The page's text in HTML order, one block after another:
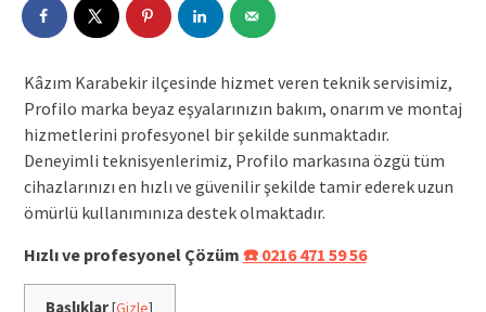
Kâzım Karabekir ilçesinde hizmet veren teknik servisimiz,
Profilo marka beyaz eşyalarınızın bakım, onarım ve montaj
hizmetlerini profesyonel bir şekilde sunmaktadır.
Deneyimli teknisyenlerimiz, Profilo markasına özgü tüm
cihazlarınızı en hızlı ve güvenilir şekilde tamir ederek uzun
ömürlü kullanımınıza destek olmaktadır.
Hızlı ve profesyonel Çözüm ☎️ 0216 471 59 56
Başlıklar[Gizle]